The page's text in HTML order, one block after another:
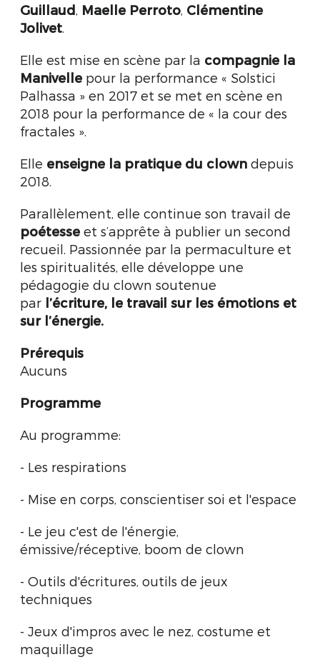
Guillaud Maelle Perroto Clémentine
Jolivet
Elle est mise en scène par la compagnie la
Manivelle pour la performance « Solstici
Palhassa » en 2017 et se met en scène en
2018 pour la performance de « la cour des
fractales ».
Elle enseigne la pratique du clown depuis
2018.
Parallèlement, elle continue son travail de
poétesse et s’apprête à publier un second
recueil. Passionnée par la permaculture et
les spiritualités, elle développe une
pédagogie du clown soutenue
par l’écriture, le travail sur les émotions et
sur l’énergie.
Prérequis
Aucuns
Programme
Au programme:
- Les respirations
- Mise en corps, conscientiser soi et l'espace
- Le jeu c'est de l'énergie,
émissive/réceptive, boom de clown
- Outils d'écritures, outils de jeux
techniques
- Jeux d'impros avec le nez, costume et
maquillage